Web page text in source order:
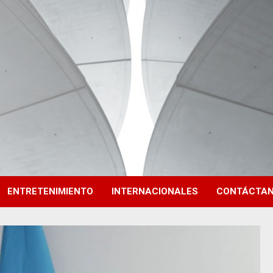
ENTRETENIMIENTO INTERNACIONALES